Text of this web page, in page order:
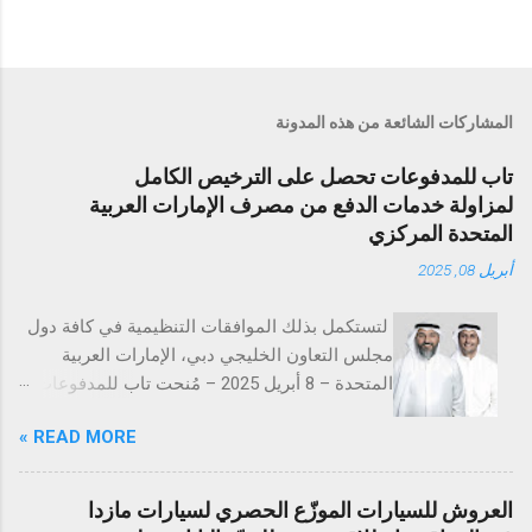
المشاركات الشائعة من هذه المدونة
تاب للمدفوعات تحصل على الترخيص الكامل
لمزاولة خدمات الدفع من مصرف الإمارات العربية
المتحدة المركزي
أبريل 08, 2025
لتستكمل بذلك الموافقات التنظيمية في كافة دول
مجلس التعاون الخليجي دبي، الإمارات العربية
المتحدة – 8 أبريل 2025 – مُنحت تاب للمدفوعات
مصرف الإمارات العربية المتحدة المركزي
(CBUAE)، في خطوة تُعد إنجازاً بارزاً يعزز من حضور
الشركة في السوق الإماراتية. وبذلك، تستكمل تاب
للمدفوعات جميع الموافقات التنظيمية والتراخيص
READ MORE »
العروش للسيارات الموزّع الحصري لسيارات مازدا